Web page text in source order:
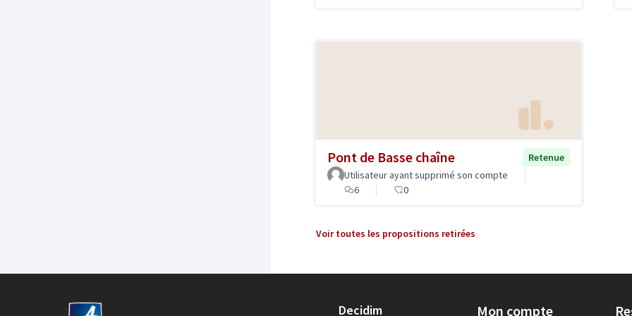
Pont de Basse chaîne
Retenue
Utilisateur ayant supprimé son compte
6
0
Voir toutes les propositions retirées
Decidim Mon compte